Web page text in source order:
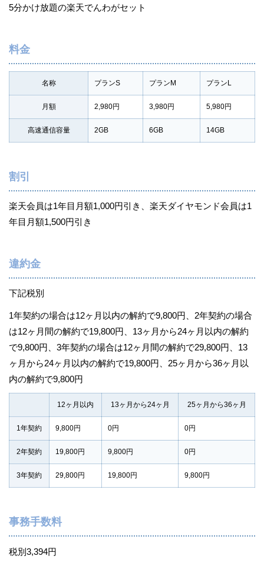
5分かけ放題の楽天でんわがセット
料金
名称 プランS プランM プランL
月額 2,980円 3,980円 5,980円
高速通信容量 2GB 6GB 14GB
割引
楽天会員は1年目月額1,000円引き、楽天ダイヤモンド会員は1
年目月額1,500円引き
違約金
下記税別
1年契約の場合は12ヶ月以内の解約で9,800円、2年契約の場合
は12ヶ月間の解約で19,800円、13ヶ月から24ヶ月以内の解約
で9,800円、3年契約の場合は12ヶ月間の解約で29,800円、13
ヶ月から24ヶ月以内の解約で19,800円、25ヶ月から36ヶ月以
内の解約で9,800円
12ヶ月以内 13ヶ月から24ヶ月 25ヶ月から36ヶ月
1年契約 9,800円 0円 0円
2年契約 19,800円 9,800円 0円
3年契約 29,800円 19,800円 9,800円
事務手数料
税別3,394円